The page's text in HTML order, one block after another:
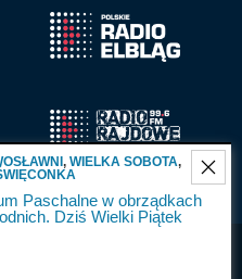
S.A.
, WIELKA SOBOTA,
Paschalne w obrządkach
Dziś Wielki Piątek